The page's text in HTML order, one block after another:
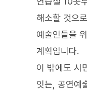
해소할 것으
예술인들을
계획입니다.
이 밖에도 시
잇는, 공연예